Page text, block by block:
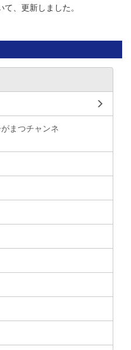
て、更新しました。
まつチャンネ